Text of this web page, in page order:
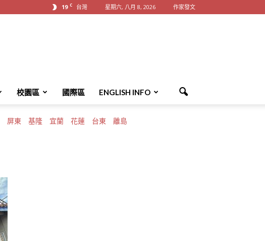
19 C 台灣 星期六, 八月 8, 2026 作家發文
校園區 國際區 ENGLISH INFO
屏東 基隆 宜蘭 花蓮 台東 離島